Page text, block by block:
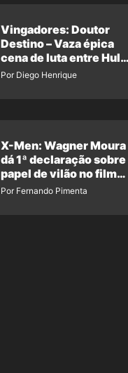
Vingadores: Doutor
Destino – Vaza épica
cena de luta entre Hulk
e o Coisa
Por Diego Henrique
X-Men: Wagner Moura
dá 1ª declaração sobre
papel de vilão no filme
da Marvel
Por Fernando Pimenta